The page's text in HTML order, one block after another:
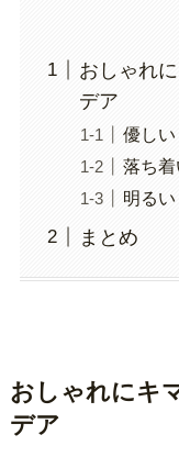
おしゃれ
デア
優し
落ち
明る
まとめ
おしゃれにキ
デア